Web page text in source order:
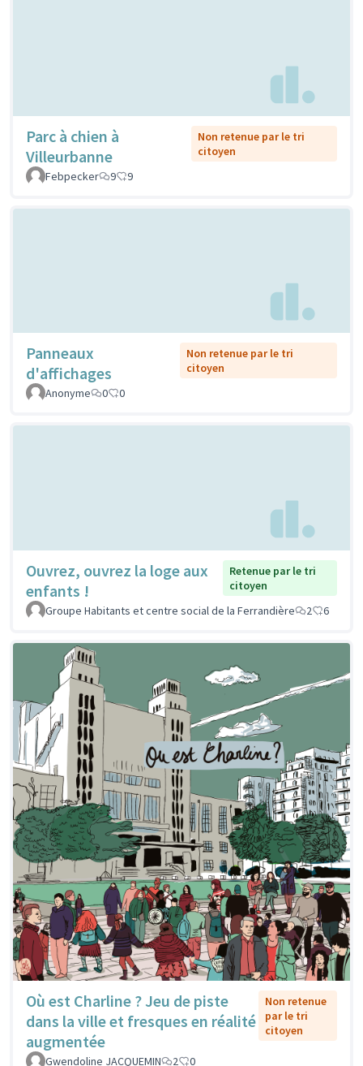
Parc à chien à
Villeurbanne
Non retenue par le tri
citoyen
Febpecker
9 9
Panneaux
d'affichages
Non retenue par le tri
citoyen
Anonyme
0 0
Ouvrez, ouvrez la loge aux
enfants !
Retenue par le tri
citoyen
Groupe Habitants et centre social de la Ferrandière
2 6
Où est Charline ? Jeu de piste
dans la ville et fresques en réalité
augmentée
Non retenue
par le tri
citoyen
Gwendoline JACQUEMIN 2 0